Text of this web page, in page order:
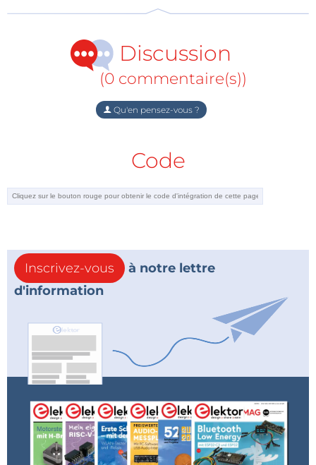
Discussion
(0 commentaire(s))
Qu'en pensez-vous ?
Code
Inscrivez-vous
à notre lettre
d'information